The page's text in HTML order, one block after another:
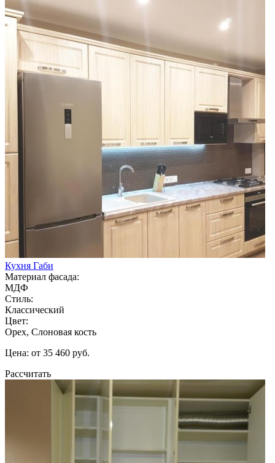
Кухня Габи
Материал фасада:
МДФ
Стиль:
Классический
Цвет:
Орех, Слоновая кость
Цена: от 35 460 руб.
Рассчитать